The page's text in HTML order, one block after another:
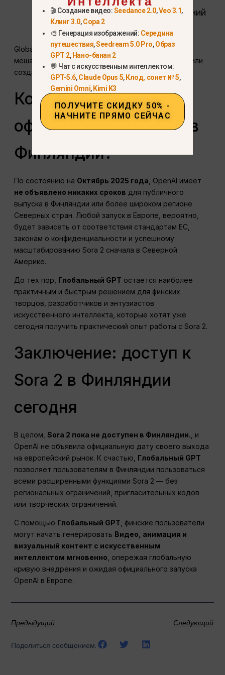
включая Финляндию, без ограничений
по IP-адресам.
Global GPT эффективно устраняет барьеры,
мешающие финским пользователям тестировать или
создавать с помощью Sora 2 напрямую.
Когда Sora 2
официально запустят в
Финляндии?
По состоянию на Октябрь 2025 года , OpenAI имеет
не объявлено никаких сроков для публичного
выпуска в Финляндии или более широком регионе
Северных стран. Любой запуск в Европе, вероятно,
будет зависеть от соответствия стандартам ЕС,
законам о конфиденциальности и успешному
масштабированию Sora 2 сначала в Северной
Америке.
До тех пор, Глобальный GPT остается наиболее
практичным и быстрым решением для финских
творцов, разработчиков и энтузиастов
искусственного интеллекта, которые хотят уже
сегодня получить практический опыт работы с Sora 2.
Заключение: доступ к
Sora 2 в Финляндии
сегодня
В целом,Sora 2 пока не доступен в Финляндии. , и
OpenAI не объявила официальную дату своего выхода
на европейский рынок. К счастью, Глобальный GPT
позволяет пользователям в Финляндии пользоваться
всеми расширенными функциями Sora 2 — без
региональных ограничений, пригласительных кодов
или творческих ограничений.
С помощью Глобальный GPT , финские пользователи
могут начать генерировать Видео, анимация и
визуальный контент с искусственным
интеллектом мгновенно , опережая глобальную
кривую внедрения и ожидая официального запуска
OpenAI в Европе.
Предыдущий Следующий
Поделиться сообщением:
🎬 Создание видео:Seedance 2.0,Veo 3.1,
Клинг 3.0,Сора 2
🎨 Генерация изображений: Середина
путешествия,Seedream 5.0 Pro,Образ
GPT 2, Нано-банан 2
💬 Чат с искусственным интеллектом:
GPT-5.6,Claude Opus 5, Клод, сонет № 5,
Gemini Omni, Kimi K3
ПОЛУЧИТЕ СКИДКУ 50% -
НАЧНИТЕ ПРЯМО СЕЙЧАС